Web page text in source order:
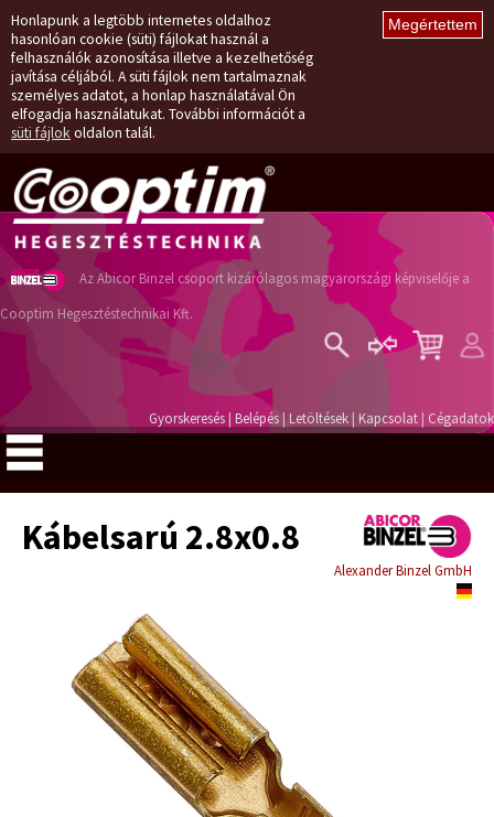
Honlapunk a legtöbb internetes oldalhoz
hasonlóan cookie (süti) fájlokat használ a
felhasználók azonosítása illetve a kezelhetőség
javítása céljából. A süti fájlok nem tartalmaznak
személyes adatot, a honlap használatával Ön
elfogadja használatukat. További információt a
süti fájlok oldalon talál.
Az Abicor Binzel csoport kizárólagos magyarországi képviselője a
Cooptim Hegesztéstechnikai Kft.
Regisztráció
Gyorskeresés| Belépés| Letöltések | Kapcsolat | Cégadatok
Kábelsarú 2.8x0.8
Alexander Binzel GmbH